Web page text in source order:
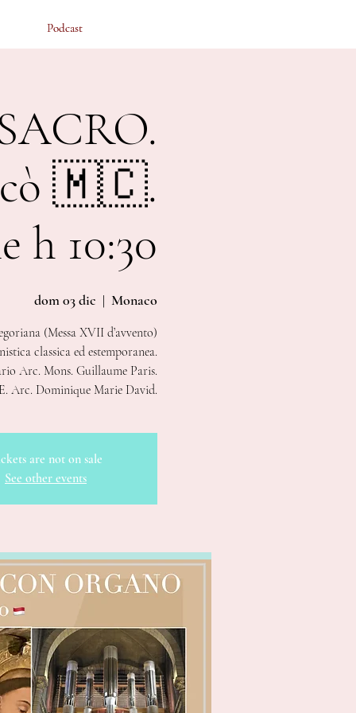
Podcast
Podcast
🇲🇨.
h 10:30
dom 03 dic
  |
Monaco
(Messa XVII d’avvento)
classica ed estemporanea.
Arc. Mons. Guillaume Paris.
Dominique Marie David.
are not on sale
See other events